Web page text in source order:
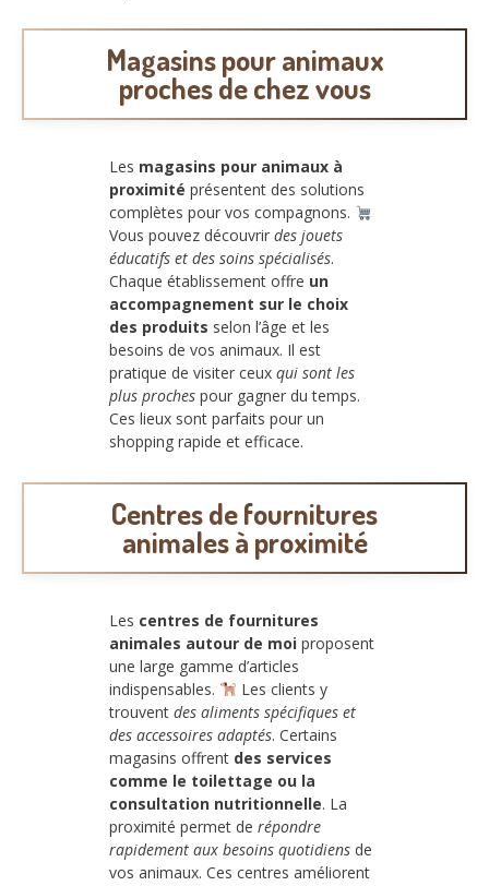
Magasins pour animaux
proches de chez vous
Les magasins pour animaux à
proximité présentent des solutions
complètes pour vos compagnons.
Vous pouvez découvrir des jouets
éducatifs et des soins spécialisés.
Chaque établissement offre un
accompagnement sur le choix
des produits selon l’âge et les
besoins de vos animaux. Il est
pratique de visiter ceux qui sont les
plus proches pour gagner du temps.
Ces lieux sont parfaits pour un
shopping rapide et efficace.
Centres de fournitures
animales à proximité
Les centres de fournitures
animales autour de moi proposent
une large gamme d’articles
indispensables.
Les clients y
trouvent des aliments spécifiques et
des accessoires adaptés. Certains
magasins offrent des services
comme le toilettage ou la
consultation nutritionnelle. La
proximité permet de répondre
rapidement aux besoins quotidiens de
vos animaux. Ces centres améliorent